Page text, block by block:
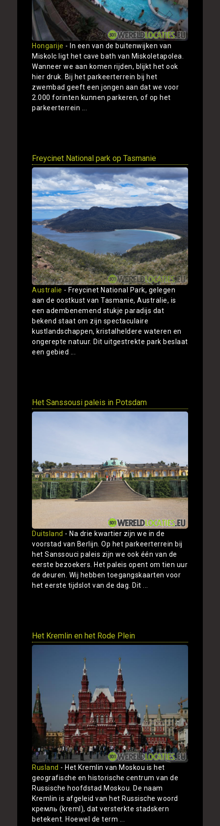
Hongarije - In een van de buitenwijken van
Miskolc ligt het cave bath van Miskoletapolea.
Wanneer we aan komen rijden, blijkt het ook
hier druk. Bij het parkeerterrein bij het
zwembad geeft een jongen aan dat we voor
2.000 forinten kunnen parkeren, of op het
parkeerterrein ...
Freycinet National park op Tasmanie
Australie - Freycinet National Park, gelegen
aan de oostkust van Tasmanie, Australie, is
een adembenemend stukje paradijs dat
bekend staat om zijn spectaculaire
kustlandschappen, kristalheldere wateren en
ongerepte natuur. Dit uitgestrekte park beslaat
een gebied ...
Het Sanssousi paleis in Potsdam
Duitsland - Na drie kwartier zijn we in de
voorstad van Berlijn. Op het parkeerterrein bij
het Sanssouci paleis zijn we ook één van de
eerste bezoekers. Het paleis opent om tien uur
de deuren. Wij hebben toegangskaarten voor
het eerste tijdslot van de dag. Dit ...
Het Kremlin en het Rode Plein
Rusland - Het Kremlin van Moskou is het
geografische en historische centrum van de
Russische hoofdstad Moskou. De naam
Kremlin is afgeleid van het Russische woord
кремль (kreml), dat versterkte stadskern
betekent. Hoewel de term ...